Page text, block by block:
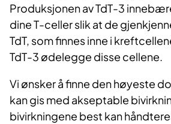
Produksjonen av TdT-3
dine T-celler slik at de
TdT, som finnes inne i
TdT-3 ødelegge disse cellene.
Vi ønsker å finne den høyeste
kan gis med akseptable
bivirkningene best kan